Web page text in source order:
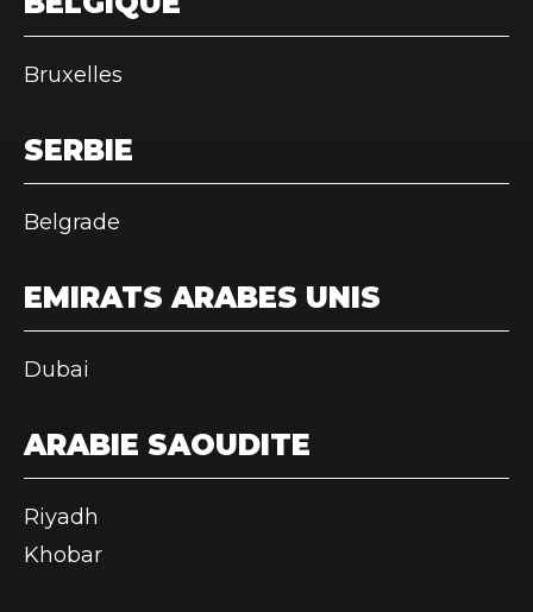
Bruxelles
SERBIE
Belgrade
EMIRATS ARABES UNIS
Dubai
ARABIE SAOUDITE
Riyadh
Khobar